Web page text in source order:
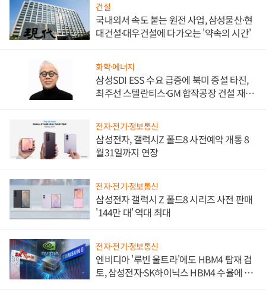
건설
국내외서 속도 붙는 원전 사업, 삼성물산·현
대건설·대우건설에 다가오는 '약속의 시간'
화학·에너지
삼성SDI ESS 수요 급증에 북미 증설 타진,
최주선 스텔란티스·GM 합작공장 건설 재추
전자·전기·정보통신
삼성전자, 갤럭시Z 폴드8 사전예약 개통 8
월31일까지 연장
전자·전기·정보통신
삼성전자 갤럭시 Z 폴드8 시리즈 사전 판매
'144만 대' 역대 최대
전자·전기·정보통신
엔비디아 '루빈 울트라'에도 HBM4 탑재 검
토, 삼성전자·SK하이닉스 HBM4 수율에 주